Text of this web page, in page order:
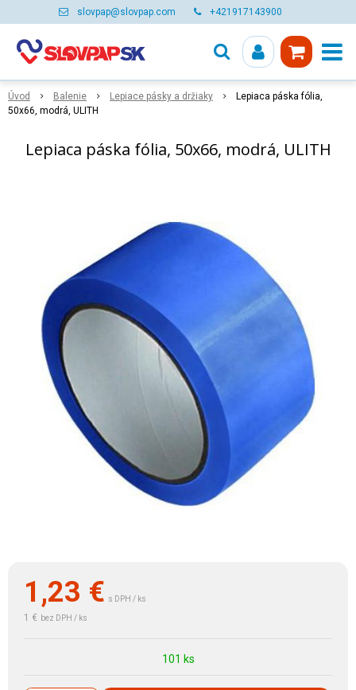
slovpap@slovpap.com +421917143900
Úvod Balenie Lepiace pásky a držiaky
Lepiaca páska fólia,
50x66, modrá, ULITH
Lepiaca páska fólia, 50x66, modrá, ULITH
1,23 € s DPH / ks
1 € bez DPH / ks
101 ks